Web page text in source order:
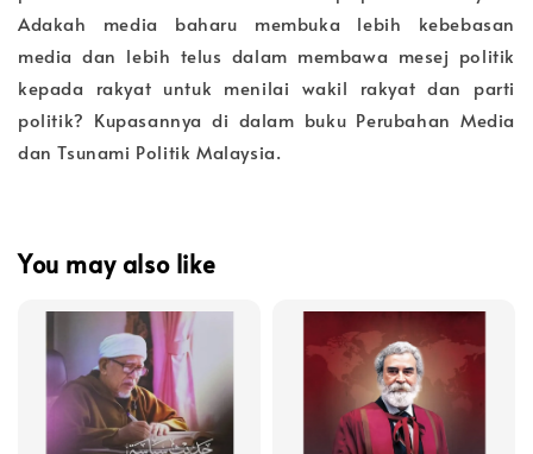
Adakah media baharu membuka lebih kebebasan
media dan lebih telus dalam membawa mesej politik
kepada rakyat untuk menilai wakil rakyat dan parti
politik? Kupasannya di dalam buku Perubahan Media
dan Tsunami Politik Malaysia.
You may also like